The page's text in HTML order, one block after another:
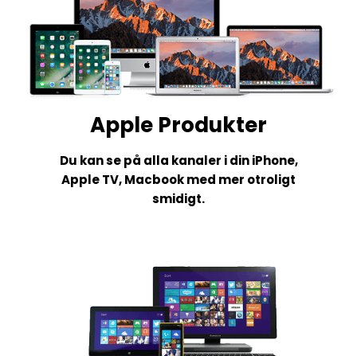
Apple Produkter
Du kan se på alla kanaler i din iPhone,
Apple TV, Macbook med mer otroligt
smidigt.